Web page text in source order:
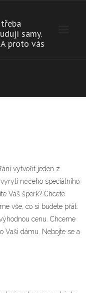
samy.
proto vás
vytvořit jeden z
vyrytí něčeho speciálního
Váš šperk? Chcete
vše, co si budete přát.
cenu. Chceme
Vaši dámu. Nebojte se a